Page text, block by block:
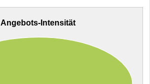
Angebots-Intensität